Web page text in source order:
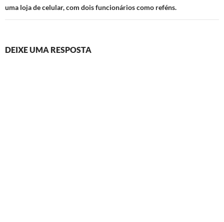
uma loja de celular, com dois funcionários como reféns.
DEIXE UMA RESPOSTA